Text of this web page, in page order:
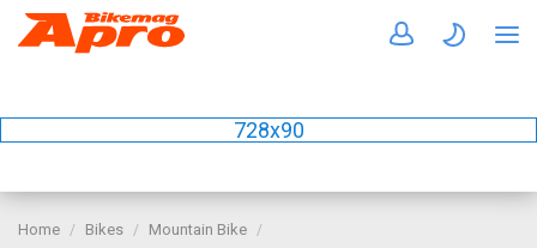
728x90
Home Bikes
Mountain Bike